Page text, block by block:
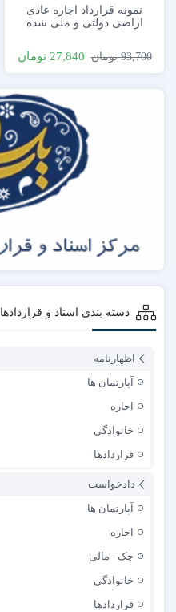
نمونه قرارداد اجاره عادی
اراضی دولتی و ملی شده
93,700 تومان 27,840 تومان
دسته بندی اسناد و قراردادها
اظهارنامه
آپارتمان ها
اجاره
خانوادگی
قراردادها
دادخواست
آپارتمان ها
اجاره
چک - مالی
خانوادگی
قراردادها